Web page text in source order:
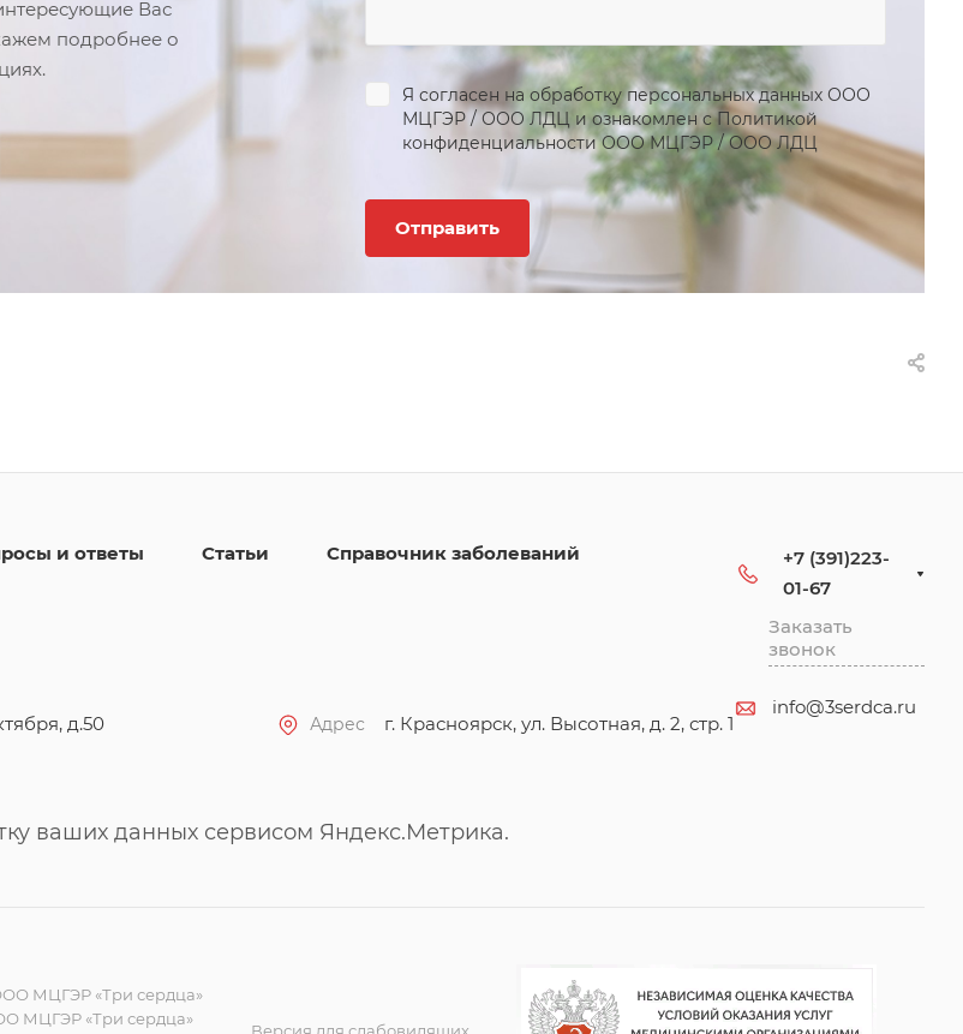
Вас
подробнее о
Я согласен на обработку персональных данных ООО
МЦГЭР / ООО ЛДЦ и ознакомлен с Политикой
конфиденциальностиООО МЦГЭР /ООО ЛДЦ
и ответы Статьи Справочник заболеваний
д.50 Адрес г. Красноярск, ул. Высотная, д. 2, стр. 1
+7 (391)223-
01-67
Заказать
звонок
info@3serdca.ru
ваших данных сервисом Яндекс.Метрика.
МЦГЭР «Три сердца»
МЦГЭР «Три сердца»